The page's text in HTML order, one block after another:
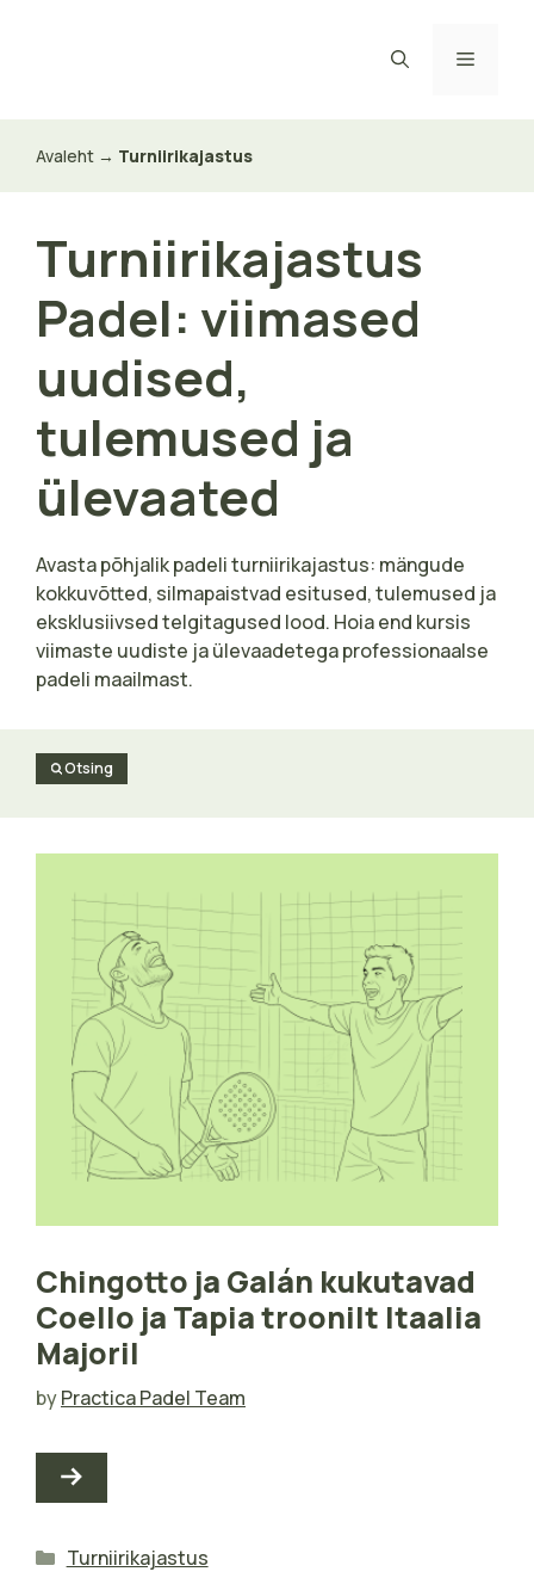
Menu
Avaleht → Turniirikajastus
Turniirikajastus
Padel: viimased
uudised,
tulemused ja
ülevaated
Avasta põhjalik padeli turniirikajastus: mängude
kokkuvõtted, silmapaistvad esitused, tulemused ja
eksklusiivsed telgitagused lood. Hoia end kursis
viimaste uudiste ja ülevaadetega professionaalse
padeli maailmast.
Otsing
Chingotto ja Galán kukutavad
Coello ja Tapia troonilt Itaalia
Majoril
byPractica Padel Team
Categories
Turniirikajastus